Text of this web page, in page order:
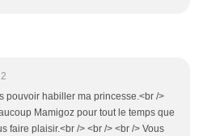
pouvoir habiller ma princesse.<br />
Mamigoz pour tout le temps que
faire plaisir.<br /> <br /> <br /> Vous